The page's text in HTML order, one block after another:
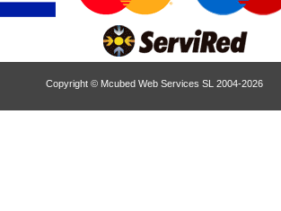
Copyright © Mcubed Web Services SL 2004-2026